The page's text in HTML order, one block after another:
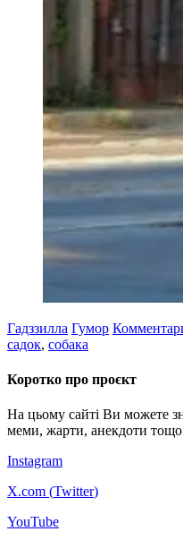
Гадззилла Гумор
садок, собака
Коротко про проєкт
На цьому сайті Ви можете
меми, жарти, анекдоти
Instagram
X.com (Twitter)
YouTube